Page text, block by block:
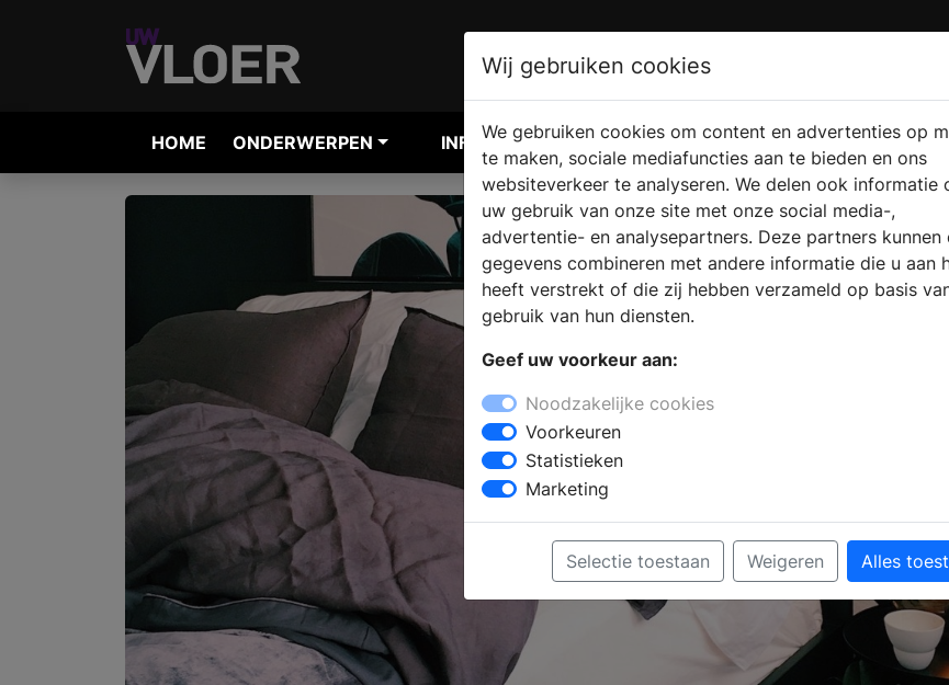
HOME ONDERWERPEN INFORMATIE AANVRAGEN VERKOOPLOCATIE
Wij gebruiken cookies
We gebruiken cookies om content en advertenties op
te maken, sociale mediafuncties aan te bieden en ons
websiteverkeer te analyseren. We delen ook informatie
uw gebruik van onze site met onze social media-,
advertentie- en analysepartners. Deze partners kunnen
gegevens combineren met andere informatie die u aan
heeft verstrekt of die zij hebben verzameld op basis
gebruik van hun diensten.
Geef uw voorkeur aan:
Noodzakelijke cookies
Voorkeuren
Statistieken
Marketing
Selectie toestaan Weigeren Alles